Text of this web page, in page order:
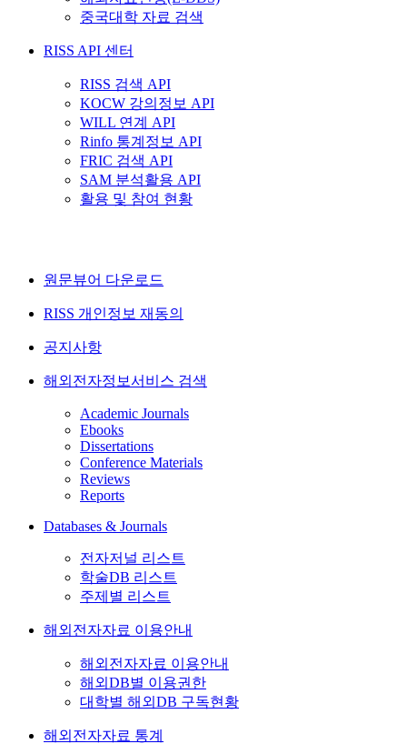
중국대학 자료 검색
RISS API 센터
RISS 검색 API
KOCW 강의정보 API
WILL 연계 API
Rinfo 통계정보 API
FRIC 검색 API
SAM 분석활용 API
활용 및 참여 현황
원문뷰어 다운로드
RISS 개인정보 재동의
공지사항
해외전자정보서비스 검색
Academic Journals
Ebooks
Dissertations
Conference Materials
Reviews
Reports
Databases & Journals
전자저널 리스트
학술DB 리스트
주제별 리스트
해외전자자료 이용안내
해외전자자료 이용안내
해외DB별 이용권한
대학별 해외DB 구독현황
해외전자자료 통계